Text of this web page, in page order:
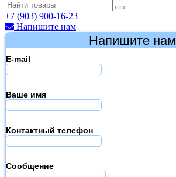
+7 (903) 900-16-23
Напишите нам
Напишите нам
E-mail
Ваше имя
Контактный телефон
Сообщение